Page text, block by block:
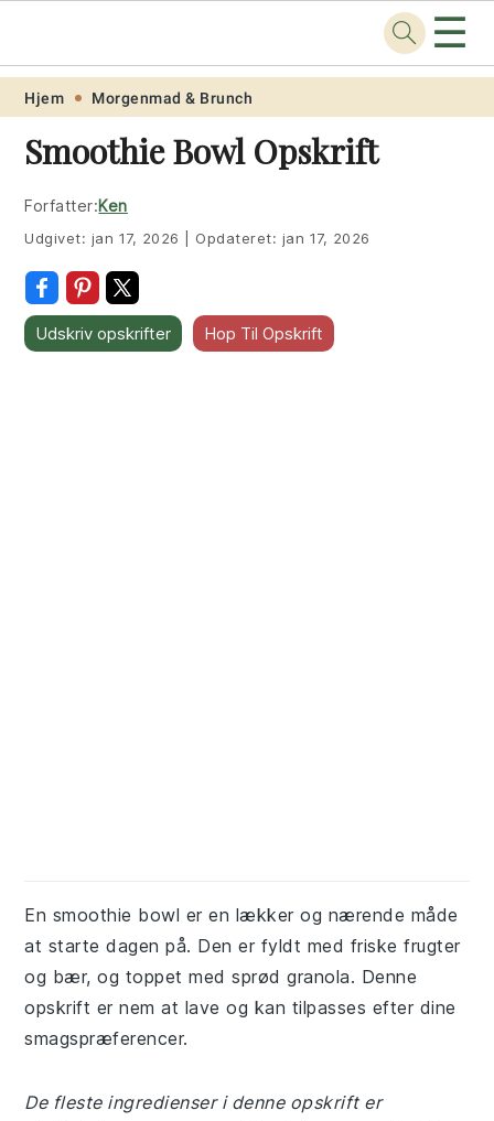
Skip
primary
navigation
Skip
main
content
Skip
primary
sidebar
Skip
footer
Opskrift.net ☰
Hjem Morgenmad & Brunch
Smoothie Bowl Opskrift
Forfatter:Ken
Udgivet: jan 17, 2026 Opdateret: jan 17, 2026
Udskriv opskrifter Hop Til Opskrift
En smoothie bowl er en lækker og nærende måde
at starte dagen på. Den er fyldt med friske frugter
og bær, og toppet med sprød granola. Denne
opskrift er nem at lave og kan tilpasses efter dine
smagspræferencer.
De fleste ingredienser i denne opskrift er